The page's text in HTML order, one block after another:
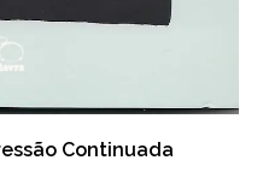
Continuada